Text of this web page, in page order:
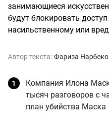
занимающиеся
будут блокировать
насильственному или
Автор текста: Фариза
Компания Илона
тысяч разговоров с
план убийства Маска